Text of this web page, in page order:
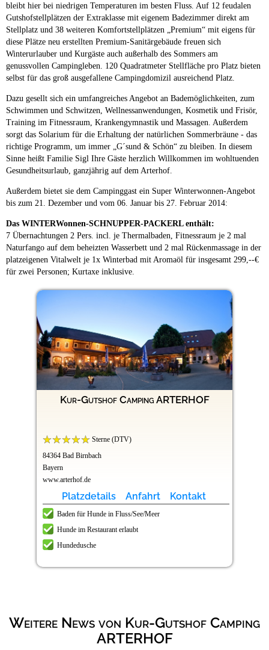
bleibt hier bei niedrigen Temperaturen im besten Fluss. Auf 12 feudalen
Gutshofstellplätzen der Extraklasse mit eigenem Badezimmer direkt am
Stellplatz und 38 weiteren Komfortstellplätzen „Premium“ mit eigens für
diese Plätze neu erstellten Premium-Sanitärgebäude freuen sich
Winterurlauber und Kurgäste auch außerhalb des Sommers am
genussvollen Campingleben. 120 Quadratmeter Stellfläche pro Platz bieten
selbst für das groß ausgefallene Campingdomizil ausreichend Platz.
Dazu gesellt sich ein umfangreiches Angebot an Bademöglichkeiten, zum
Schwimmen und Schwitzen, Wellnessanwendungen, Kosmetik und Frisör,
Training im Fitnessraum, Krankengymnastik und Massagen. Außerdem
sorgt das Solarium für die Erhaltung der natürlichen Sommerbräune - das
richtige Programm, um immer „G´sund & Schön“ zu bleiben. In diesem
Sinne heißt Familie Sigl Ihre Gäste herzlich Willkommen im wohltuenden
Gesundheitsurlaub, ganzjährig auf dem Arterhof.
Außerdem bietet sie dem Campinggast ein Super Winterwonnen-Angebot
bis zum 21. Dezember und vom 06. Januar bis 27. Februar 2014:
Das WINTERWonnen-SCHNUPPER-PACKERL enthält:
7 Übernachtungen 2 Pers. incl. je Thermalbaden, Fitnessraum je 2 mal
Naturfango auf dem beheizten Wasserbett und 2 mal Rückenmassage in der
platzeigenen Vitalwelt je 1x Winterbad mit Aromaöl für insgesamt 299,--€
für zwei Personen; Kurtaxe inklusive.
Kur-Gutshof Camping ARTERHOF
Sterne (DTV)
84364 Bad Birnbach
Bayern
www.arterhof.de
Platzdetails Anfahrt Kontakt
Baden für Hunde in Fluss/See/Meer
Hunde im Restaurant erlaubt
Hundedusche
Weitere News von Kur-Gutshof Camping
ARTERHOF